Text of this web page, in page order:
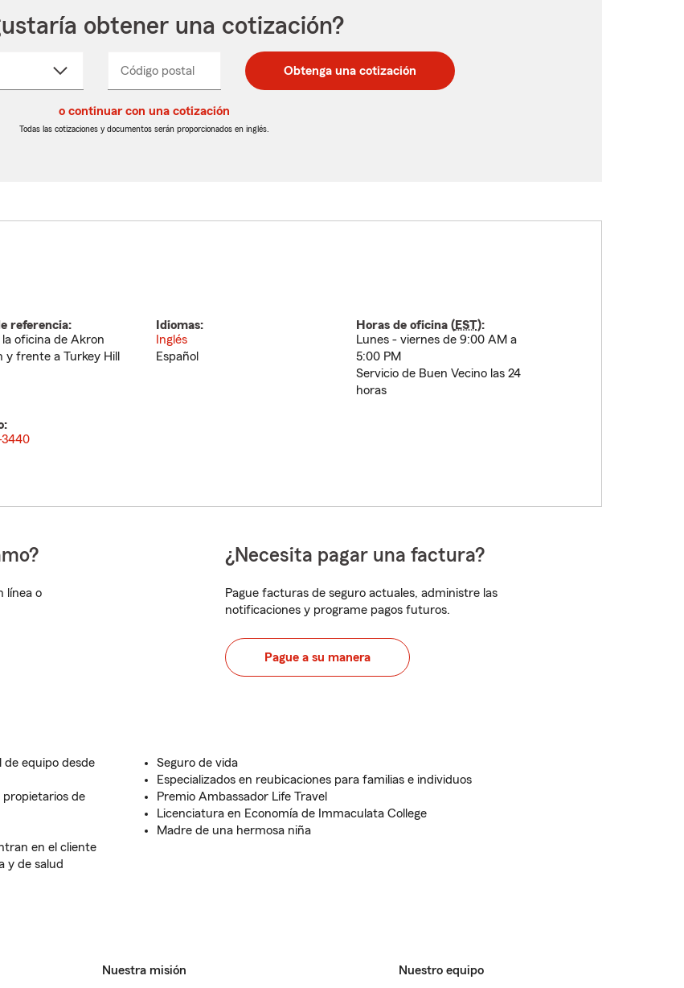
obtener una cotización?
Código postal
postal
de
postal
de
_____ Obtenga una cotización
o continuar con una cotización
Todas las cotizaciones y documentos serán proporcionados en inglés.
referencia:
oficina de Akron
y frente a Turkey Hill
Idiomas:
Inglés
Español
Horas de oficina (EST):
Lunes - viernes de 9:00 AM a
5:00 PM
Servicio de Buen Vecino las 24
horas
3440
línea o
¿Necesita pagar una factura?
Pague facturas de seguro actuales, administre las
notificaciones y programe pagos futuros.
Pague a su manera
de equipo desde
propietarios de
en el cliente
y de salud
Seguro de vida
Especializados en reubicaciones para familias e individuos
Premio Ambassador Life Travel
Licenciatura en Economía de Immaculata College
Madre de una hermosa niña
Nuestra misión Nuestro equipo